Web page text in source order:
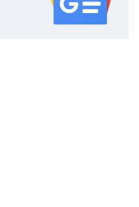
serwisu